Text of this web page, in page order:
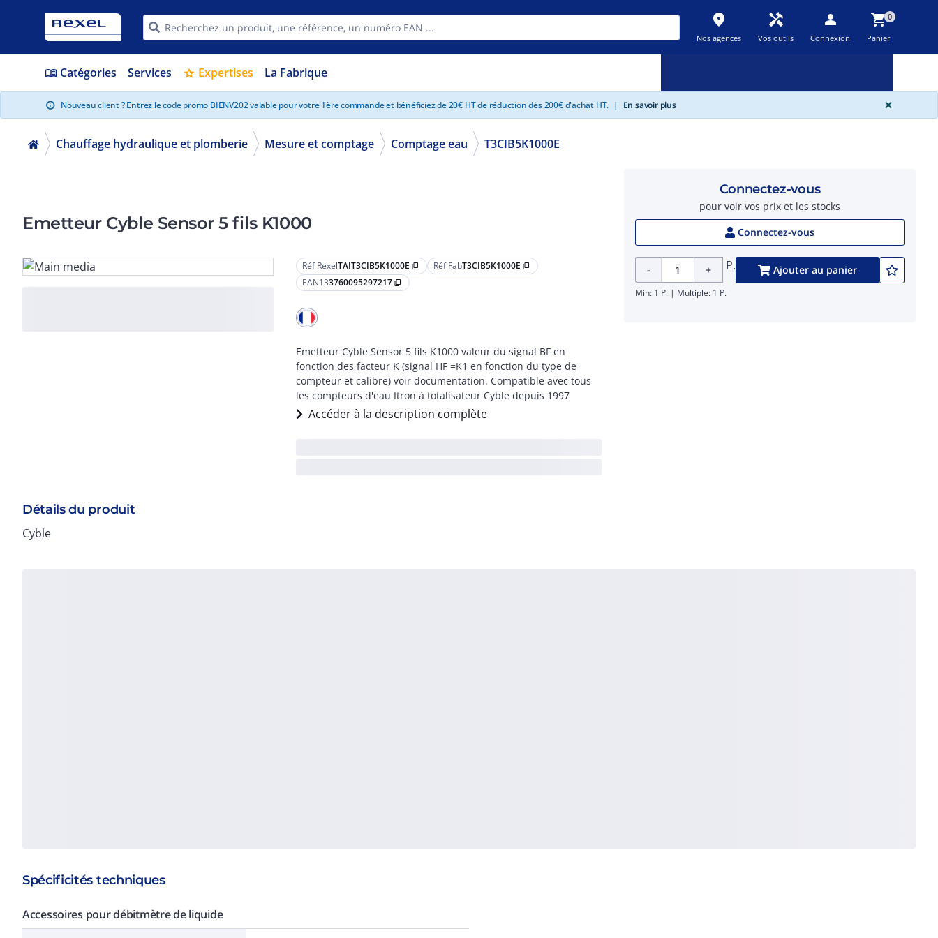
place
Nos agences
handyman
Vos outils
person
Connexion
shopping_cart0
Panier
menu_book Catégories Services star Expertises La Fabrique
info Nouveau client ? Entrez le code promo BIENV202 valable pour votre 1ère commande et bénéficiez de 20€ HT de réduction dès 200€ d'achat HT. | En savoir plus ×
Chauffage hydraulique et plomberie Mesure et comptage Comptage eau T3CIB5K1000E
Emetteur Cyble Sensor 5 fils K1000
Réf RexelTAIT3CIB5K1000E content_copy Réf FabT3CIB5K1000E content_copy
EAN133760095297217 content_copy
Emetteur Cyble Sensor 5 fils K1000 valeur du signal BF en
fonction des facteur K (signal HF =K1 en fonction du type de
compteur et calibre) voir documentation. Compatible avec tous
les compteurs d'eau Itron à totalisateur Cyble depuis 1997
Accéder à la description complète
Détails du produit
Cyble
Connectez-vous
pour voir vos prix et les stocks
Connectez-vous
- + P. Ajouter au panier
Min: 1 P. | Multiple: 1 P.
Spécificités techniques
Accessoires pour débitmètre de liquide